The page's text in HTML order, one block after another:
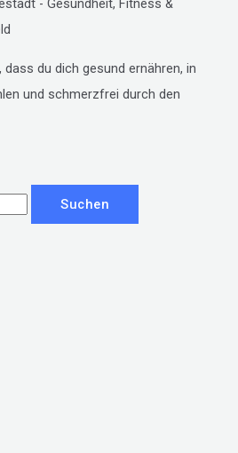
du dich gesund ernähren, in
und schmerzfrei durch den